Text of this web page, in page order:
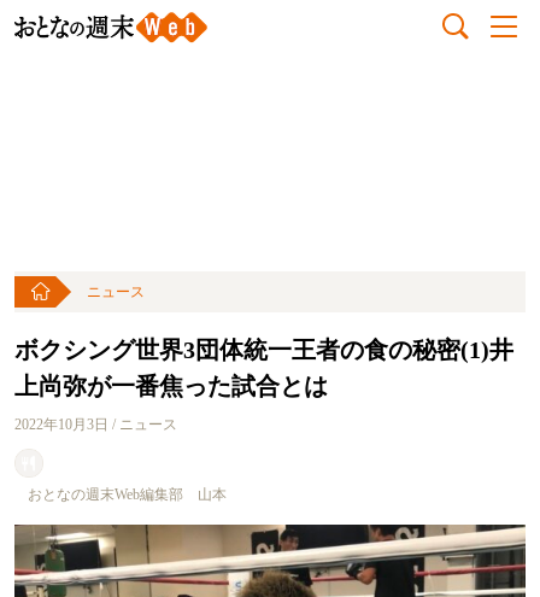
ニュース
ボクシング世界3団体統一王者の食の秘密(1)井
上尚弥が一番焦った試合とは
2022年10月3日 / ニュース
おとなの週末Web編集部 山本